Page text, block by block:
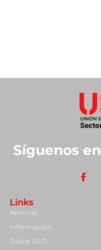
Síguenos
Links
Noticias
Información
Sobre USO